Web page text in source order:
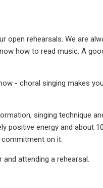
open rehearsals. We are
how to read music. A
- choral singing makes
singing technique
positive energy and about
on it.
attending a rehearsal.